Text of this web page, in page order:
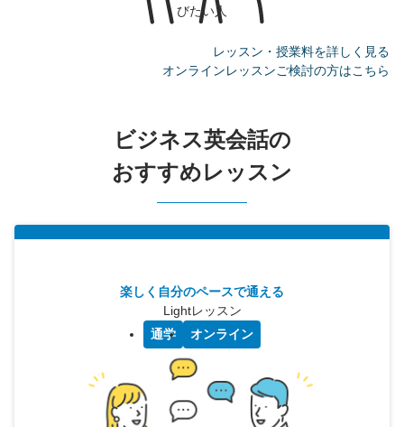
びたい人
レッスン・授業料を詳しく見る
オンラインレッスンご検討の方はこちら
ビジネス英会話の
おすすめレッスン
楽しく自分のペースで通える
Lightレッスン
通学
オンライン